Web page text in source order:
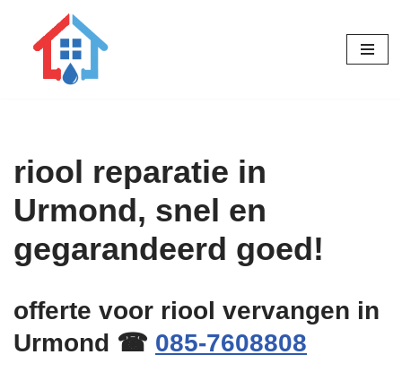
riool reparatie in
Urmond, snel en
gegarandeerd goed!
offerte voor riool vervangen in
Urmond ☎ 085-7608808